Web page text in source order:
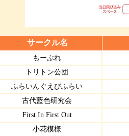
サークル名
もーぶれ
トリトン公団
ふらいんぐえびふらい
古代藍色研究会
First In First Out
小花模様